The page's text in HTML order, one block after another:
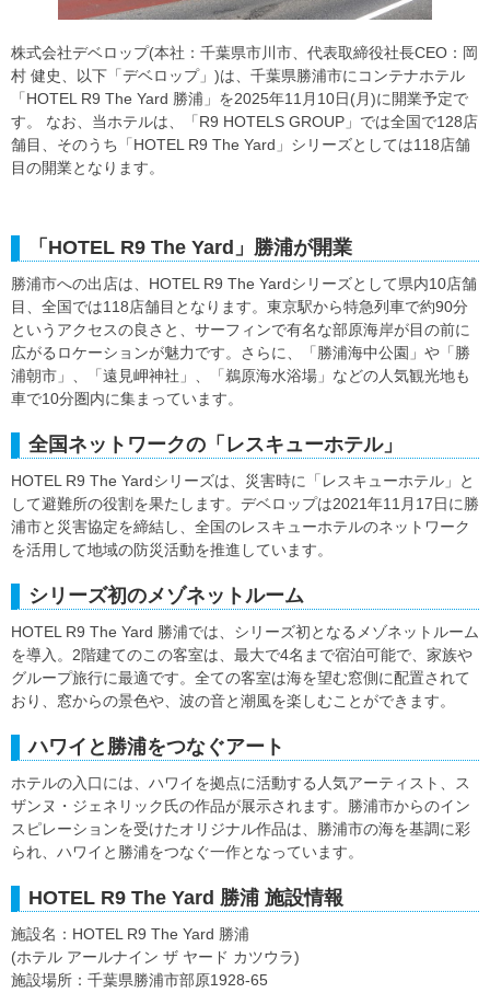
株式会社デベロップ(本社：千葉県市川市、代表取締役社長CEO：岡
村 健史、以下「デベロップ」)は、千葉県勝浦市にコンテナホテル
「HOTEL R9 The Yard 勝浦」を2025年11月10日(月)に開業予定で
す。 なお、当ホテルは、「R9 HOTELS GROUP」では全国で128店
舗目、そのうち「HOTEL R9 The Yard」シリーズとしては118店舗
目の開業となります。
「HOTEL R9 The Yard」勝浦が開業
勝浦市への出店は、HOTEL R9 The Yardシリーズとして県内10店舗
目、全国では118店舗目となります。東京駅から特急列車で約90分
というアクセスの良さと、サーフィンで有名な部原海岸が目の前に
広がるロケーションが魅力です。さらに、「勝浦海中公園」や「勝
浦朝市」、「遠見岬神社」、「鵜原海水浴場」などの人気観光地も
車で10分圏内に集まっています。
全国ネットワークの「レスキューホテル」
HOTEL R9 The Yardシリーズは、災害時に「レスキューホテル」と
して避難所の役割を果たします。デベロップは2021年11月17日に勝
浦市と災害協定を締結し、全国のレスキューホテルのネットワーク
を活用して地域の防災活動を推進しています。
シリーズ初のメゾネットルーム
HOTEL R9 The Yard 勝浦では、シリーズ初となるメゾネットルーム
を導入。2階建てのこの客室は、最大で4名まで宿泊可能で、家族や
グループ旅行に最適です。全ての客室は海を望む窓側に配置されて
おり、窓からの景色や、波の音と潮風を楽しむことができます。
ハワイと勝浦をつなぐアート
ホテルの入口には、ハワイを拠点に活動する人気アーティスト、ス
ザンヌ・ジェネリック氏の作品が展示されます。勝浦市からのイン
スピレーションを受けたオリジナル作品は、勝浦市の海を基調に彩
られ、ハワイと勝浦をつなぐ一作となっています。
HOTEL R9 The Yard 勝浦 施設情報
施設名：HOTEL R9 The Yard 勝浦
(ホテル アールナイン ザ ヤード カツウラ)
施設場所：千葉県勝浦市部原1928-65